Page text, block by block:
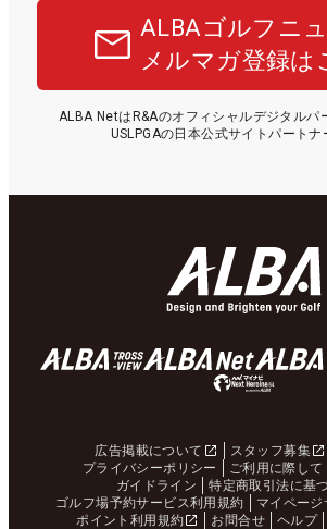
ALBAゴルフニ
メルマガ登録は
ALBA NetはR&Aのオフィシャルデジタルパ
USLPGAの日本公式サイトパートナ
広告掲載について スタッフ募集
プライバシーポリシー
ご利用に際して
ガイドライン
特定商取引法に基
ゴルフ場予約サービス利用規約
マイペー
ポイント利用規約
お問合せ ヘルプ